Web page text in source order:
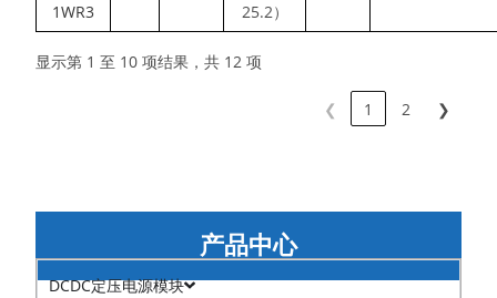
1WR3
25.2）
显示第 1 至 10 项结果，共 12 项
❮ 1 2 ❯
产品中心
DCDC定压电源模块